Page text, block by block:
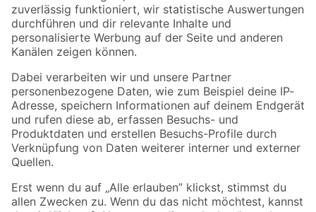
Zur Newsletter Anmeldung
Folge uns
Zahlungsarten Versandarten
Sicher einkaufen